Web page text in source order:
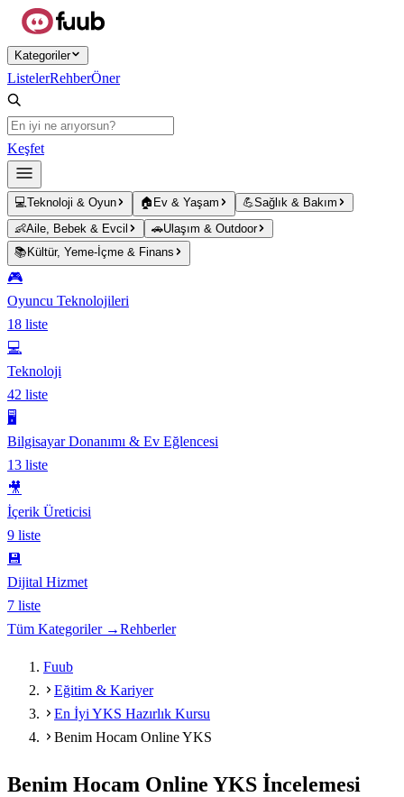
Ana içeriğe atla
Kategoriler
ListelerRehberÖner
Keşfet
💻Teknoloji & Oyun 🏠 Ev & Yaşam 💪Sağlık & Bakım
👶Aile, Bebek & Evcil 🚗Ulaşım & Outdoor
📚 Kültür, Yeme-İçme & Finans
🎮
Oyuncu Teknolojileri
18 liste
💻
Teknoloji
42 liste
🖥️
Bilgisayar Donanımı & Ev Eğlencesi
13 liste
🎥
İçerik Üreticisi
9 liste
💾
Dijital Hizmet
7 liste
Tüm Kategoriler →Rehberler
Fuub
Eğitim & Kariyer
En İyi YKS Hazırlık Kursu
Benim Hocam Online YKS
Benim Hocam Online YKS İncelemesi